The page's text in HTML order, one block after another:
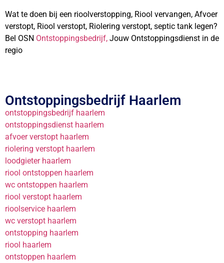
Wat te doen bij een rioolverstopping, Riool vervangen, Afvoer
verstopt, Riool verstopt, Riolering verstopt, septic tank legen?
Bel OSN Ontstoppingsbedrijf, Jouw Ontstoppingsdienst in de
regio
Ontstoppingsbedrijf Haarlem
ontstoppingsbedrijf haarlem
ontstoppingsdienst haarlem
afvoer verstopt haarlem
riolering verstopt haarlem
loodgieter haarlem
riool ontstoppen haarlem
wc ontstoppen haarlem
riool verstopt haarlem
rioolservice haarlem
wc verstopt haarlem
ontstopping haarlem
riool haarlem
ontstoppen haarlem